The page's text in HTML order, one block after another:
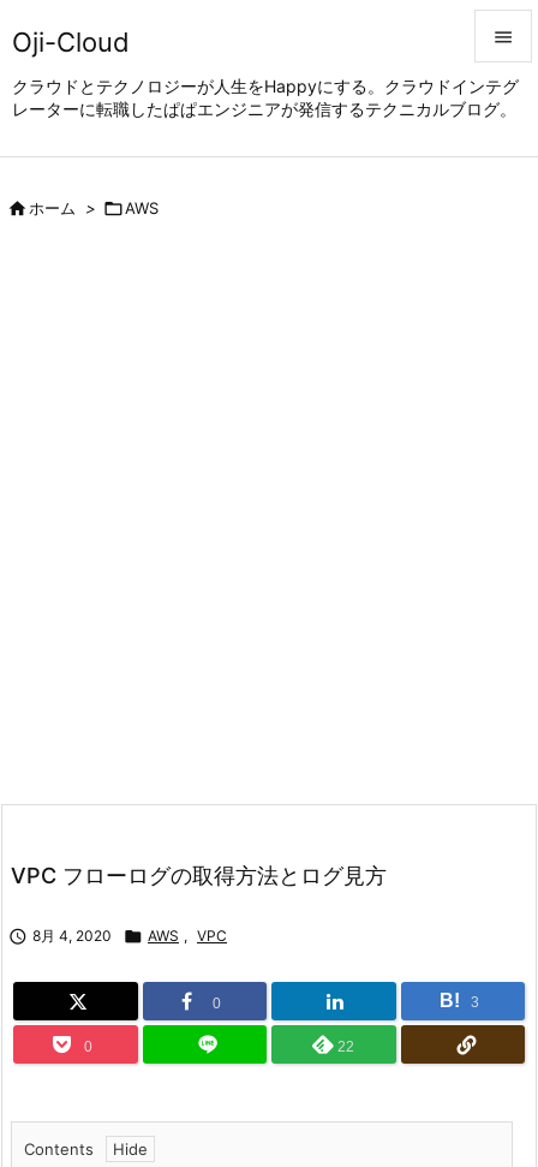
Oji-Cloud
クラウドとテクノロジーが人生をHappyにする。クラウドインテグ
レーターに転職したぱぱエンジニアが発信するテクニカルブログ。


メニュ
ホーム > AWS
VPC フローログの取得方法とログ見方
 8月 4, 2020  AWS , VPC
0 B! 3
0 22
Contents